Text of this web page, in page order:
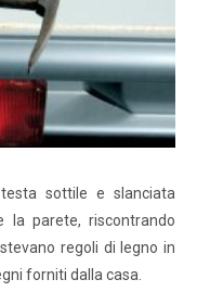
sottile e slanciata
la parete, riscontrando
regoli di legno in
forniti dalla casa.